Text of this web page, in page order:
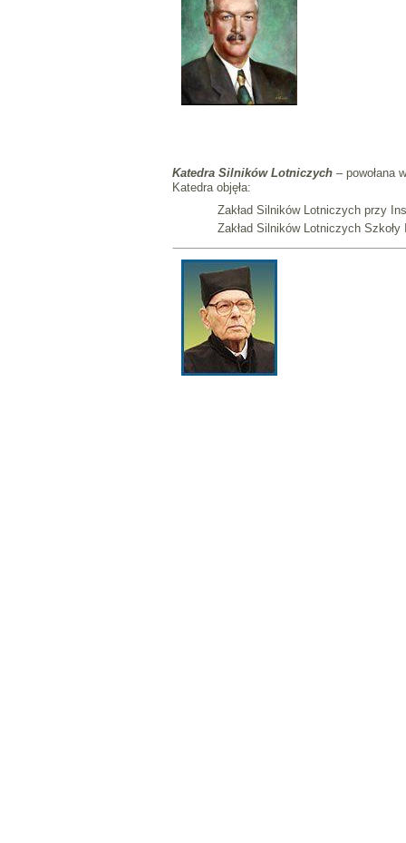
Katedra Silników Lotniczych– powołana
Katedra objęła:
Zakład Silników Lotniczych przy
Zakład Silników Lotniczych